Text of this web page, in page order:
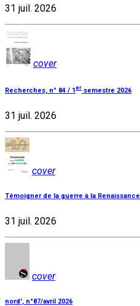
31 juil. 2026
cover
Recherches, n° 84 / 1er semestre 2026
31 juil. 2026
cover
Témoigner de la guerre à la Renaissance
31 juil. 2026
cover
nord', n°87/avril 2026